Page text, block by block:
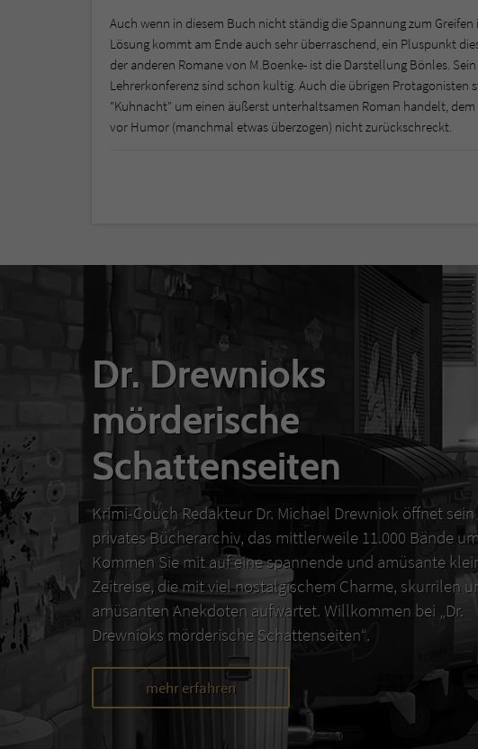
Auch wenn in diesem Buch nicht ständig die Spannung zum
Lösung kommt am Ende auch sehr überraschend, ein Pluspunkt
der anderen Romane von M.Boenke- ist die Darstellung Bönles.
Lehrerkonferenz sind schon kultig. Auch die übrigen Protagonisten
"Kuhnacht" um einen äußerst unterhaltsamen Roman handelt,
vor Humor (manchmal etwas überzogen) nicht zurückschreckt.
Dr. Drewnioks
mörderische
Schattenseiten
Krimi-Couch Redakteur Dr. Michael Drewniok öffnet sein
privates Bücherarchiv, das mittlerweile 11.000 Bände
Kommen Sie mit auf eine spannende und amüsante
Zeitreise, die mit viel nostalgischem Charme, skurrilen
amüsanten Anekdoten aufwartet. Willkommen bei „Dr.
Drewnioks mörderische Schattenseiten“.
mehr erfahren